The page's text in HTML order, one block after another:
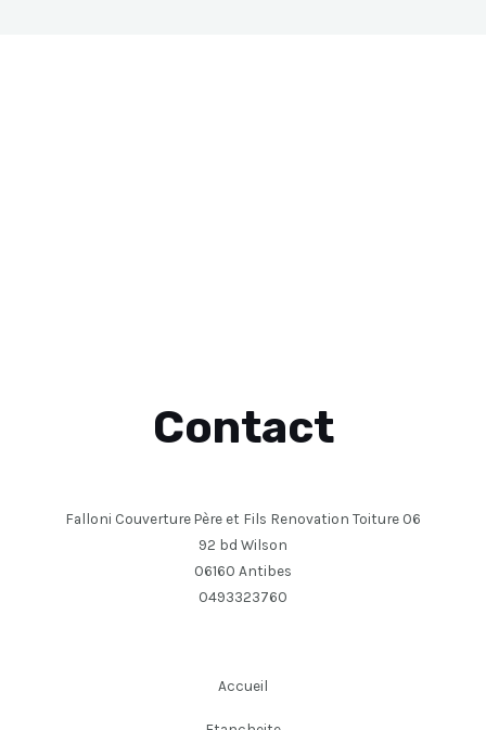
Contact
Falloni Couverture Père et Fils Renovation Toiture 06
92 bd Wilson
06160 Antibes
0493323760
Accueil